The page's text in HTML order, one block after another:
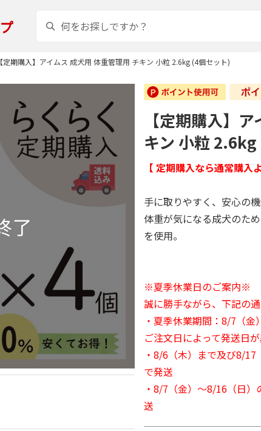
【定期購入】アイムス 成犬用 体重管理用 チキン 小粒 2.6kg (4個セット)
【定期購入】
キン 小粒
【 定期購入なら通常購入
手に取りやすく、安心の
体重が気になる成犬のた
を使用。
※夏季休業日のご案内※
誠に勝手ながら、下記の
・夏季休業期間：8/7（金
ご注文日によって発送日
・8/6（木）まで及び8/
で発送
・8/7（金）～8/16（日
送